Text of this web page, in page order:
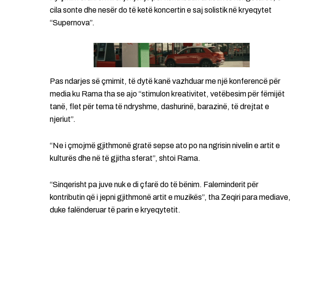
cila sonte dhe nesër do të ketë koncertin e saj solistik në kryeqytet
“Supernova”.
Pas ndarjes së çmimit, të dytë kanë vazhduar me një konferencë për
media ku Rama tha se ajo “stimulon kreativitet, vetëbesim për fëmijët
tanë, flet për tema të ndryshme, dashurinë, barazinë, të drejtat e
njeriut”.
“Ne i çmojmë gjithmonë gratë sepse ato po na ngrisin nivelin e artit e
kulturës dhe në të gjitha sferat”, shtoi Rama.
“Sinqerisht pa juve nuk e di çfarë do të bënim. Faleminderit për
kontributin që i jepni gjithmonë artit e muzikës”, tha Zeqiri para mediave,
duke falënderuar të parin e kryeqytetit.